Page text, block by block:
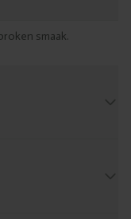
smaak.